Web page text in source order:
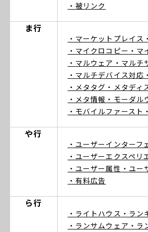
・被リンク
ま行
・マーケットプレイス
・マイクロコピー ・マ
・マルウェア ・マルチ
・マルチデバイス対応
・メタタグ ・メタディ
・メタ情報 ・モーダル
・モバイルファースト
や行
・ユーザーインターフ
・ユーザーエクスペリ
・ユーザー属性 ・ユー
・有料広告
ら行
・ライトハウス ・ラン
・ランサムウェア ・ラ